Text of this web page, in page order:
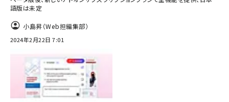
語版は未定
小島昇（Web担編集部）
2024年2月22日 7:01